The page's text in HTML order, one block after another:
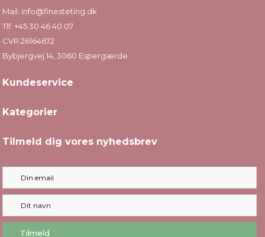
Mail: info@finesteting.dk
Tlf:+45 30 46 40 07
CVR:26164672
Bybjergvej 14, 3060 Espergærde
Kundeservice
Kategorier
Tilmeld dig vores nyhedsbrev